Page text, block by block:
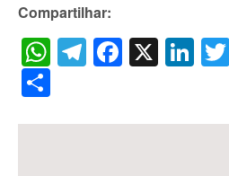
Compartilhar:
WhatsApp
Telegram
X